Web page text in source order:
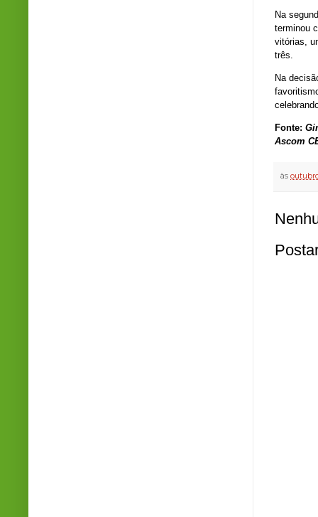
Na
terminou
vitórias,
três
Na
Fonte:
Ascom
às